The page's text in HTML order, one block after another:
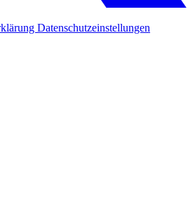
Datenschutzeinstellungen